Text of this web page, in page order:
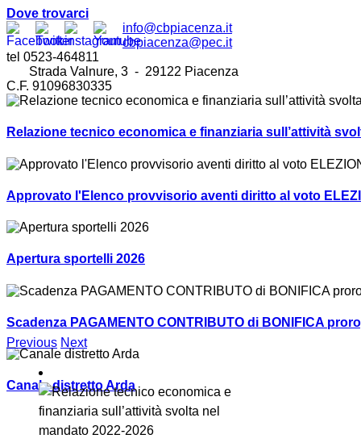
Dove trovarci
info@cbpiacenza.it
cbpiacenza@pec.it
tel 0523-464811
Strada Valnure, 3 - 29122 Piacenza
C.F. 91096830335
Relazione tecnico economica e finanziaria sull’attività
Approvato l'Elenco provvisorio aventi diritto al voto
Apertura sportelli 2026
Scadenza PAGAMENTO CONTRIBUTO di BONIFICA
Canale distretto Arda
Previous Next